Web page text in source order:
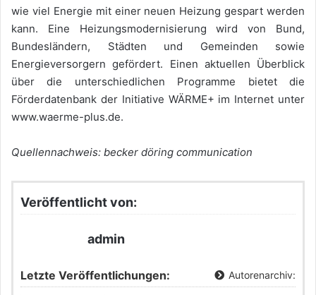
wie viel Energie mit einer neuen Heizung gespart werden
kann. Eine Heizungsmodernisierung wird von Bund,
Bundesländern, Städten und Gemeinden sowie
Energieversorgern gefördert. Einen aktuellen Überblick
über die unterschiedlichen Programme bietet die
Förderdatenbank der Initiative WÄRME+ im Internet unter
www.waerme-plus.de.
Quellennachweis: becker döring communication
Veröffentlicht von:
admin
Letzte Veröffentlichungen: Autorenarchiv: